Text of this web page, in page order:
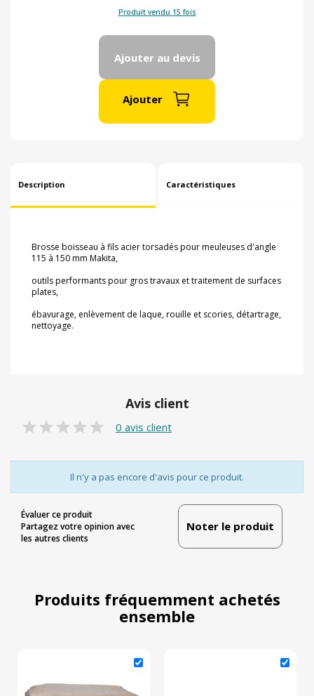
Produit vendu 15 fois
Ajouter au devis
Ajouter
Description Caractéristiques
Brosse boisseau à fils acier torsadés pour meuleuses d'angle
115 à 150 mm Makita,
outils performants pour gros travaux et traitement de surfaces
plates,
ébavurage, enlèvement de laque, rouille et scories, détartrage,
nettoyage.
Avis client
0 avis client
Il n'y a pas encore d'avis pour ce produit.
Évaluer ce produit
Partagez votre opinion avec
les autres clients
Noter le produit
Produits fréquemment achetés
ensemble